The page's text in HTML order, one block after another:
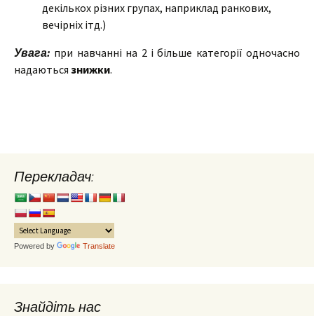
декількох різних групах, наприклад ранкових,
вечірніх ітд.)
Увага: при навчанні на 2 і більше категорії одночасно
надаються знижки.
Перекладач:
Powered by Translate
Знайдіть нас